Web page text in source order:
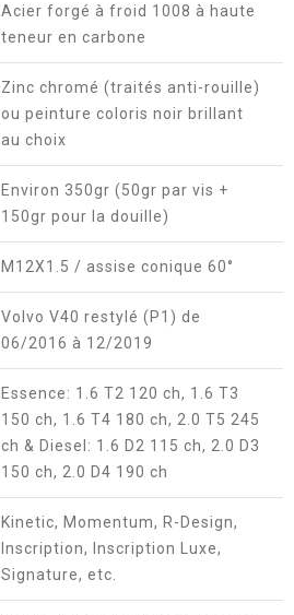
Acier forgé à froid 1008 à haute
teneur en carbone
Zinc chromé (traités anti-rouille)
ou peinture coloris noir brillant
au choix
Environ 350gr (50gr par vis +
150gr pour la douille)
M12X1.5 / assise conique 60°
Volvo V40 restylé (P1) de
06/2016 à 12/2019
Essence: 1.6 T2 120 ch, 1.6 T3
150 ch, 1.6 T4 180 ch, 2.0 T5 245
ch & Diesel: 1.6 D2 115 ch, 2.0 D3
150 ch, 2.0 D4 190 ch
Kinetic, Momentum, R-Design,
Inscription, Inscription Luxe,
Signature, etc.